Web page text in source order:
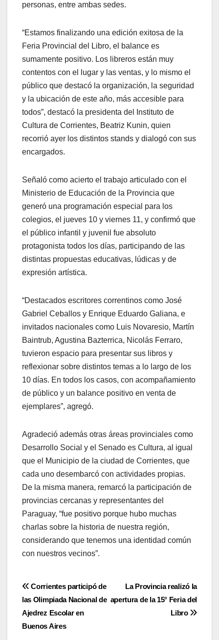
personas, entre ambas sedes.
“Estamos finalizando una edición exitosa de la
Feria Provincial del Libro, el balance es
sumamente positivo. Los libreros están muy
contentos con el lugar y las ventas, y lo mismo el
público que destacó la organización, la seguridad
y la ubicación de este año, más accesible para
todos”, destacó la presidenta del Instituto de
Cultura de Corrientes, Beatriz Kunin, quien
recorrió ayer los distintos stands y dialogó con sus
encargados.
Señaló como acierto el trabajo articulado con el
Ministerio de Educación de la Provincia que
generó una programación especial para los
colegios, el jueves 10 y viernes 11, y confirmó que
el público infantil y juvenil fue absoluto
protagonista todos los días, participando de las
distintas propuestas educativas, lúdicas y de
expresión artística.
“Destacados escritores correntinos como José
Gabriel Ceballos y Enrique Eduardo Galiana, e
invitados nacionales como Luis Novaresio, Martín
Baintrub, Agustina Bazterrica, Nicolás Ferraro,
tuvieron espacio para presentar sus libros y
reflexionar sobre distintos temas a lo largo de los
10 días. En todos los casos, con acompañamiento
de público y un balance positivo en venta de
ejemplares”, agregó.
Agradeció además otras áreas provinciales como
Desarrollo Social y el Senado es Cultura, al igual
que el Municipio de la ciudad de Corrientes, que
cada uno desembarcó con actividades propias.
De la misma manera, remarcó la participación de
provincias cercanas y representantes del
Paraguay, “fue positivo porque hubo muchas
charlas sobre la historia de nuestra región,
considerando que tenemos una identidad común
con nuestros vecinos”.
Navegación
de
entradas
La Provincia realizó la
apertura de la 15° Feria del
Libro
Corrientes participó de
las Olimpiada Nacional de
Ajedrez Escolar en
Buenos Aires